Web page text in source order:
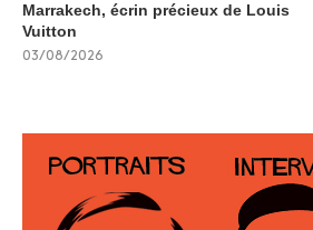
Marrakech, écrin précieux de Louis
Vuitton
03/08/2026